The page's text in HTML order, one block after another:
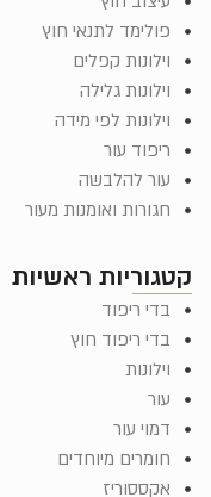
ראשיות
בדי ריפוד
בדי ריפוד חוץ
וילונות
עור
דמוי עור
חומרים מיוחדים
אקססוריז
פולימד לתנאי חוץ
וילונות קפלים
וילונות גלילה
וילונות לפי מידה
ריפוד עור
עור להלבשה
חגורות ואומנות מעור